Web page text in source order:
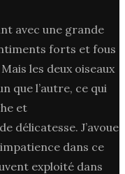
avec une grande
forts et fous
les deux oiseaux
que l’autre, ce qui
et
délicatesse. J’avoue
dans ce
exploité dans